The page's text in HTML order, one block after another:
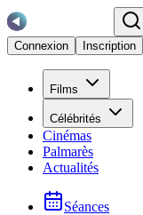
Connexion
Inscription
Films
Célébrités
Cinémas
Palmarès
Actualités
Séances